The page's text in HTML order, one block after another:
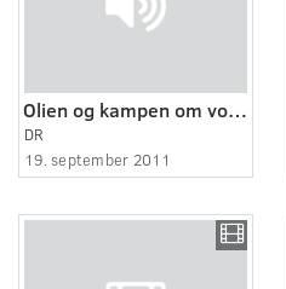
Olien og kampen om vores fremtid 1:6
DR
19. september 2011